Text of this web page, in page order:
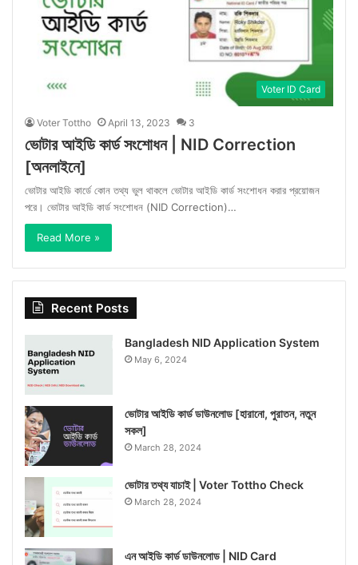
Voter ID Card
Voter Tottho April 13, 2023 3
ভোটার আইডি কার্ড সংশোধন | NID Correction
[অনলাইনে]
ভোটার আইডি কার্ডে কোন তথ্য ভুল থাকলে ভোটার আইডি কার্ড সংশোধন করার প্রয়োজন
পরে। ভোটার আইডি কার্ড সংশোধন (NID Correction)…
Read More »
Recent Posts
Bangladesh NID Application System
May 6, 2024
ভোটার আইডি কার্ড ডাউনলোড [হারানো, পুরাতন, নতুন
সকল]
March 28, 2024
ভোটার তথ্য যাচাই | Voter Tottho Check
March 28, 2024
এন আইডি কার্ড ডাউনলোড | NID Card